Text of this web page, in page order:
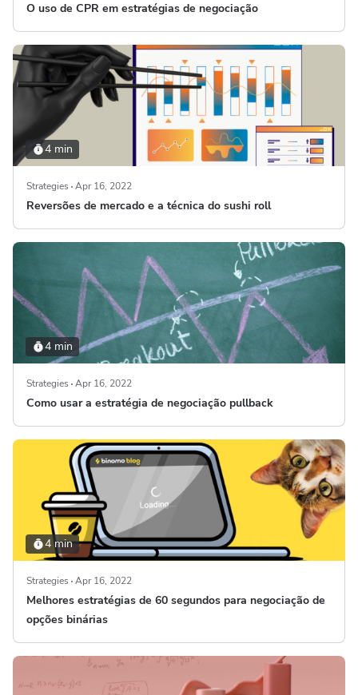
O uso de CPR em estratégias de negociação
4 min
Strategies Apr 16, 2022
Reversões de mercado e a técnica do sushi roll
4 min
Strategies Apr 16, 2022
Como usar a estratégia de negociação pullback
4 min
Strategies Apr 16, 2022
Melhores estratégias de 60 segundos para negociação de
opções binárias